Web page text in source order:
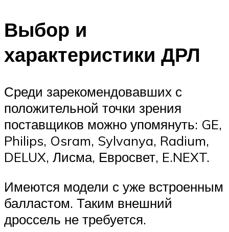
Выбор и
характеристики ДРЛ
Среди зарекомендовавших с
положительной точки зрения
поставщиков можно упомянуть: GE,
Philips, Osram, Sylvanya, Radium,
DELUX, Лисма, Евросвет, E.NEXT.
Имеются модели с уже встроенным
балластом. Таким внешний
дроссель не требуется.